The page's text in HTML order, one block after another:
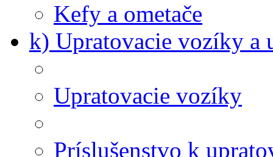
Kefy a ometače
k) Upratovacie vozíky a
Upratovacie vozíky
Príslušenstvo k